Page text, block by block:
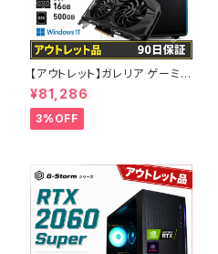
【アウトレット】ガレリア ゲーミン
グパソコン GTX 1660 Super
Core i5-11400 メモリ16GB S
SD500GB 90日保証 他メーカ
ー整備済み品
¥81,286
3%OFF